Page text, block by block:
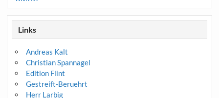
Links
Andreas Kalt
Christian Spannagel
Edition Flint
Gestreift-Beruehrt
Herr Larbig